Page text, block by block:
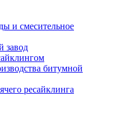
и смесительное
завод
битумной
ресайклинга